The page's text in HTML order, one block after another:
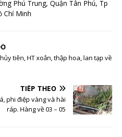
Phú Trung, Quận Tân Phú, Tp
Chí Minh
tiên, HT xoắn, thập hoa, lan tạp về
TIẾP THEO
phi điệp vàng và hài
ráp. Hàng về 03 – 05